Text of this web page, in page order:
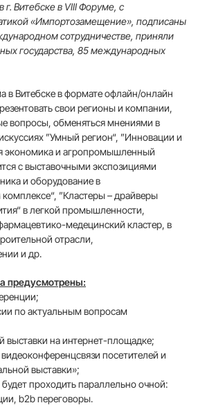
г. Витебске в VIII Форуме, с
«Импортозамещение», подписаны
сотрудничестве, приняли
государства, 85 международных
в Витебске в формате офлайн/онлайн
свои регионы и компании,
вопросы, обменяться мнениями в
”Умный регион“, ”Инновации и
экономика и агропромышленный
с выставочными экспозициями
и оборудование в
”Кластеры – драйверы
в легкой промышленности,
медецинский кластер, в
отрасли,
и др.
предусмотрены:
по актуальным вопросам
выставки на интернет-площадке;
посетителей и
выставки»;
проходить параллельно очной:
b2b переговоры.